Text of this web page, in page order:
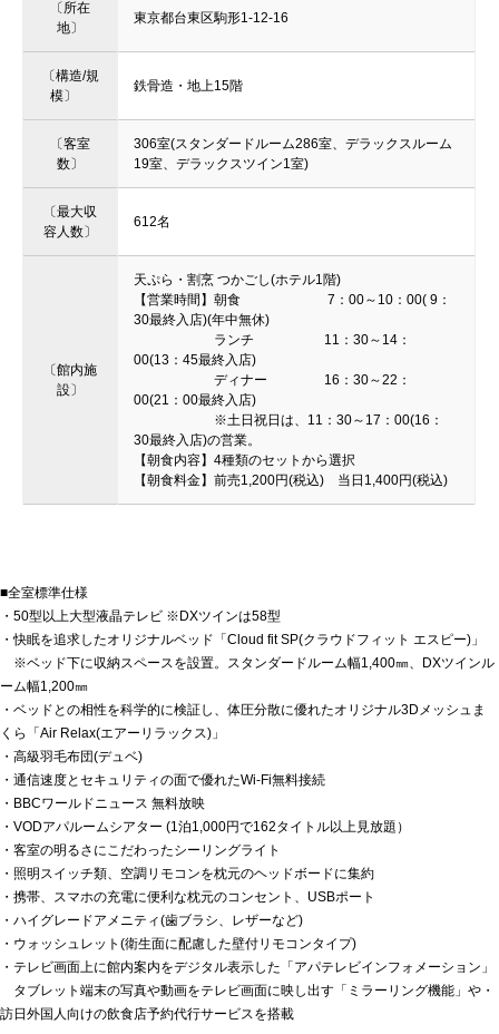
〔所在
地〕
東京都台東区駒形1-12-16
〔構造/規
模〕
鉄骨造・地上15階
〔客室
数〕
306室(スタンダードルーム286室、デラックスルーム
19室、デラックスツイン1室)
〔最大収
容人数〕
612名
〔館内施
設〕
天ぷら・割烹 つかごし(ホテル1階)
【営業時間】朝食 7：00～10：00( 9：
30最終入店)(年中無休)
ランチ 11：30～14：
00(13：45最終入店)
ディナー 16：30～22：
00(21：00最終入店)
※土日祝日は、11：30～17：00(16：
30最終入店)の営業。
【朝食内容】4種類のセットから選択
【朝食料金】前売1,200円(税込) 当日1,400円(税込)
■全室標準仕様
・50型以上大型液晶テレビ ※DXツインは58型
・快眠を追求したオリジナルベッド「Cloud fit SP(クラウドフィット エスピー)」
※ベッド下に収納スペースを設置。スタンダードルーム幅1,400㎜、DXツインル
ーム幅1,200㎜
・ベッドとの相性を科学的に検証し、体圧分散に優れたオリジナル3Dメッシュま
くら「Air Relax(エアーリラックス)」
・高級羽毛布団(デュベ)
・通信速度とセキュリティの面で優れたWi-Fi無料接続
・BBCワールドニュース 無料放映
・VODアパルームシアター (1泊1,000円で162タイトル以上見放題）
・客室の明るさにこだわったシーリングライト
・照明スイッチ類、空調リモコンを枕元のヘッドボードに集約
・携帯、スマホの充電に便利な枕元のコンセント、USBポート
・ハイグレードアメニティ(歯ブラシ、レザーなど)
・ウォッシュレット(衛生面に配慮した壁付リモコンタイプ)
・テレビ画面上に館内案内をデジタル表示した「アパテレビインフォメーション」
タブレット端末の写真や動画をテレビ画面に映し出す「ミラーリング機能」や・
訪日外国人向けの飲食店予約代行サービスを搭載